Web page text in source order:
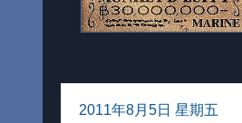
2011年8月5日 星期五